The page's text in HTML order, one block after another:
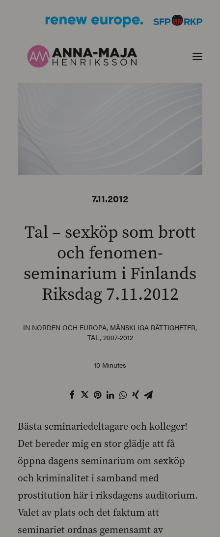
SEARCH
7.11.2012
Tal – sexköp som brott
och fenomen-
seminarium i Finlands
Riksdag 7.11.2012
IN NORDEN OCH EUROPA, MÄNSKLIGA RÄTTIGHETER,
TAL, 2007-2012
10 Minutes
Bästa seminariedeltagare och kolleger!
Det bereder mig en stor glädje att få
öppna dagens seminarium om sexköp
och kriminalitet i samband med
prostitution här i riksdagens auditorium.
Valet av plats och det faktum att
seminariet ordnas gemensamt av